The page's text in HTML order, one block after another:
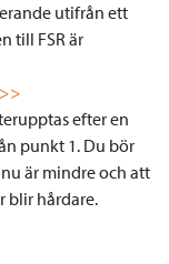
utifrån ett
till FSR är
efter en
punkt 1. Du bör
är mindre och att
blir hårdare.